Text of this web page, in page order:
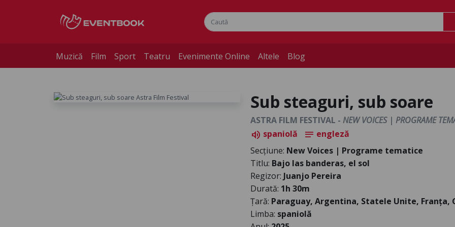
Muzică Film Sport Teatru Evenimente Online Altele Blog
Sub steaguri, sub soare
ASTRA FILM FESTIVAL - NEW VOICES | PROGRAME
volume_up spaniolă notes engleză
Secțiune: New Voices | Programe tematice
Titlu: Bajo las banderas, el sol
Regizor: Juanjo Pereira
Durată: 1h 30m
Țară: Paraguay, Argentina, Statele Unite, Franța,
Limba: spaniolă